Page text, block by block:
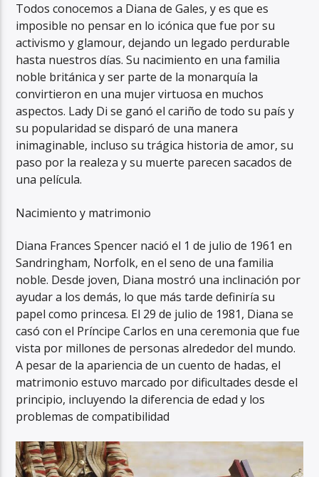
Todos conocemos a Diana de Gales, y es que es
imposible no pensar en lo icónica que fue por su
activismo y glamour, dejando un legado perdurable
hasta nuestros días. Su nacimiento en una familia
noble británica y ser parte de la monarquía la
convirtieron en una mujer virtuosa en muchos
aspectos. Lady Di se ganó el cariño de todo su país y
su popularidad se disparó de una manera
inimaginable, incluso su trágica historia de amor, su
paso por la realeza y su muerte parecen sacados de
una película.
Nacimiento y matrimonio
Diana Frances Spencer nació el 1 de julio de 1961 en
Sandringham, Norfolk, en el seno de una familia
noble. Desde joven, Diana mostró una inclinación por
ayudar a los demás, lo que más tarde definiría su
papel como princesa. El 29 de julio de 1981, Diana se
casó con el Príncipe Carlos en una ceremonia que fue
vista por millones de personas alrededor del mundo.
A pesar de la apariencia de un cuento de hadas, el
matrimonio estuvo marcado por dificultades desde el
principio, incluyendo la diferencia de edad y los
problemas de compatibilidad